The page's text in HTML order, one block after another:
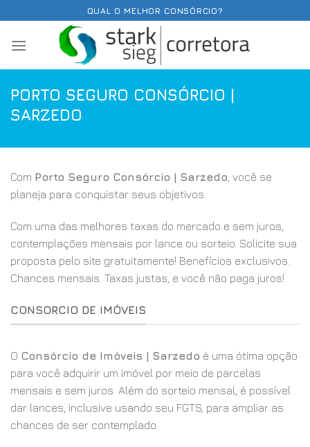
content
QUAL O MELHOR CONSÓRCIO?
PORTO SEGURO CONSÓRCIO |
SARZEDO
Com Porto Seguro Consórcio | Sarzedo , você se
planeja para conquistar seus objetivos.
Com uma das melhores taxas do mercado e sem juros,
contemplações mensais por lance ou sorteio. Solicite sua
proposta pelo site gratuitamente! Benefícios exclusivos.
Chances mensais. Taxas justas, e você não paga juros!
CONSORCIO DE IMÓVEIS
O Consórcio de Imóveis | Sarzedo é uma ótima opção
para você adquirir um imóvel por meio de parcelas
mensais e sem juros. Além do sorteio mensal, é possível
dar lances, inclusive usando seu FGTS, para ampliar as
chances de ser contemplado.